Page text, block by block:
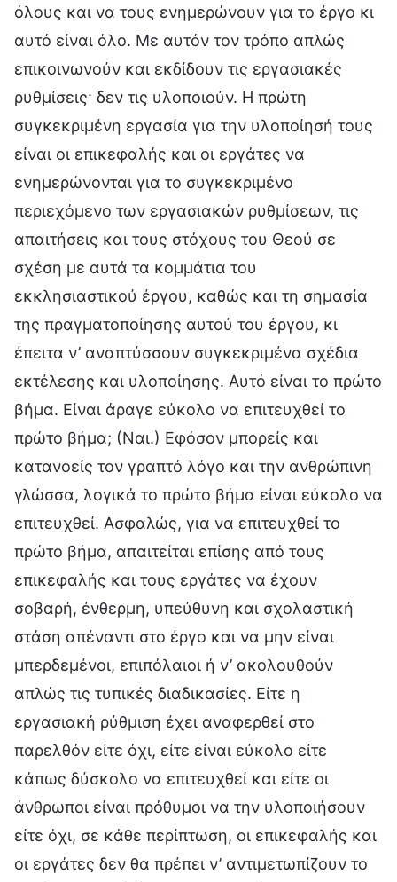
όλους και να τους ενημερώνουν για το έργο κι
αυτό είναι όλο. Με αυτόν τον τρόπο απλώς
επικοινωνούν και εκδίδουν τις εργασιακές
ρυθμίσεις· δεν τις υλοποιούν. Η πρώτη
συγκεκριμένη εργασία για την υλοποίησή τους
είναι οι επικεφαλής και οι εργάτες να
ενημερώνονται για το συγκεκριμένο
περιεχόμενο των εργασιακών ρυθμίσεων, τις
απαιτήσεις και τους στόχους του Θεού σε
σχέση με αυτά τα κομμάτια του
εκκλησιαστικού έργου, καθώς και τη σημασία
της πραγματοποίησης αυτού του έργου, κι
έπειτα ν’ αναπτύσσουν συγκεκριμένα σχέδια
εκτέλεσης και υλοποίησης. Αυτό είναι το πρώτο
βήμα. Είναι άραγε εύκολο να επιτευχθεί το
πρώτο βήμα; (Ναι.) Εφόσον μπορείς και
κατανοείς τον γραπτό λόγο και την ανθρώπινη
γλώσσα, λογικά το πρώτο βήμα είναι εύκολο να
επιτευχθεί. Ασφαλώς, για να επιτευχθεί το
πρώτο βήμα, απαιτείται επίσης από τους
επικεφαλής και τους εργάτες να έχουν
σοβαρή, ένθερμη, υπεύθυνη και σχολαστική
στάση απέναντι στο έργο και να μην είναι
μπερδεμένοι, επιπόλαιοι ή ν’ ακολουθούν
απλώς τις τυπικές διαδικασίες. Είτε η
εργασιακή ρύθμιση έχει αναφερθεί στο
παρελθόν είτε όχι, είτε είναι εύκολο είτε
κάπως δύσκολο να επιτευχθεί και είτε οι
άνθρωποι είναι πρόθυμοι να την υλοποιήσουν
είτε όχι, σε κάθε περίπτωση, οι επικεφαλής και
οι εργάτες δεν θα πρέπει ν’ αντιμετωπίζουν το